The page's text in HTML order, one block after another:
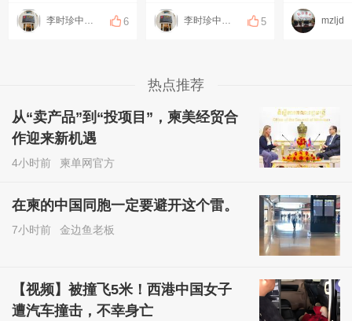
李时珍中医理疗 6 李时珍中医理疗 5 mzljd
热点推荐
从“卖产品”到“投项目”，柬美经贸合
作迎来新机遇
4小时前 柬单网官方
在柬的中国同胞一定要避开这个雷。
7小时前 金边鱼老板
【视频】被撞飞5米！西港中国女子
遭汽车撞击，不幸身亡